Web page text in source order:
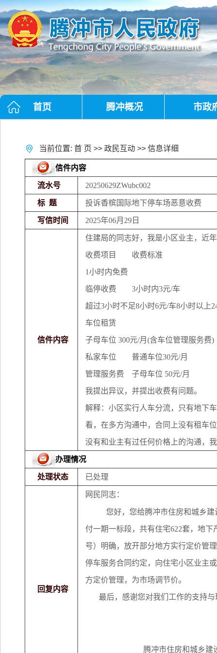
首页 腾冲概况 市政
当前位置: 首 页 >> 政民互动 >> 信息详细
信件内容
流水号 20250629ZWubc002
标 题 投诉香槟国际地下停车场恶意收费
写信时间 2025年06月29日
信件内容
住建局的同志好，我是小区业主，近
收费项目 收费标准
1小时内免费
临停收费 3小时内3元/车
超过3小时不足8小时6元/车8小时以上
车位租赁
子母车位 300元/月(含车位管理服务费)
私家车位 普通车位30元/月
管理服务费 子母车位 50元/月
我提出异议，并提出收费有问题。
解释：小区实行人车分流，只有地下
看，在多方沟通中，合同上没有租车
没有和业主有过任何价格上的沟通，
办理情况
处理状态 已处理
回复内容
网民同志：
您好，您给腾冲市住房和城乡
付一期一标段，共有住宅622套，地
号）明确，放开部分地方实行定价管
停车服务合同约定，向住宅小区业主
方定价管理，为市场调节价。
最后，感谢您对我们工作的支持
腾冲市住房和城乡建